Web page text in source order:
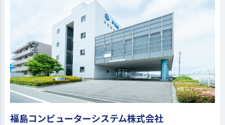
福島コンピューターシステム株式会社